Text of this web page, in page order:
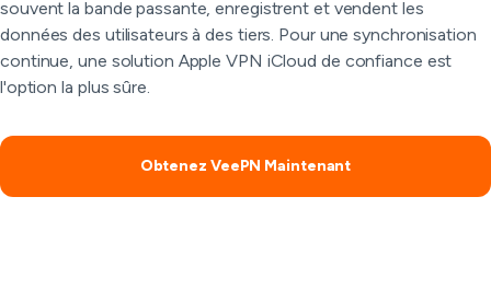
souvent la bande passante, enregistrent et vendent les
données des utilisateurs à des tiers. Pour une synchronisation
continue, une solution Apple VPN iCloud de confiance est
l'option la plus sûre.
Obtenez VeePN Maintenant